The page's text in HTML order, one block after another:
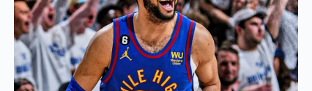
NFL
MLS
APOSTAS LEGAL